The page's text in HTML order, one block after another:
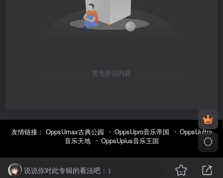
暂无评论内容
友情链接： OppsUmax古典公园 OppsUpro音乐帝国
OppsUultra
音乐天地
OppsUplus音乐王国
说说你对此专辑的看法吧：）